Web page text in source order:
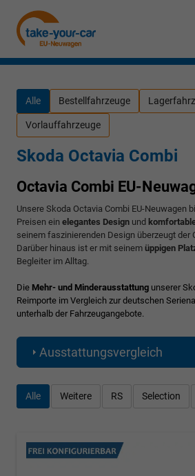
Alle Bestellfahrzeuge
Vorlauffahrzeuge
Skoda Octavia Combi
Octavia Combi EU-
Unsere Skoda Octavia Combi EU-Neuwagen
Preisen ein elegantes Design und
seinem faszinierenden Design überzeugt der
Darüber hinaus ist er mit seinem üppigen
Begleiter im Alltag.
Die Mehr- und Minderausstattung unserer
Reimporte im Vergleich zur deutschen
unterhalb der Fahrzeugangebote.
Ausstattungsvergleich
Alle Weitere RS Selection